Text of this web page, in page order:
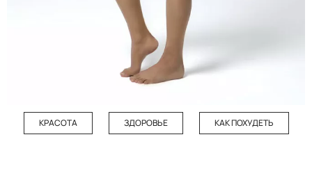
КРАСОТА ЗДОРОВЬЕ КАК ПОХУДЕТЬ